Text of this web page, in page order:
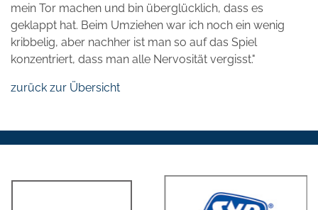
mein Tor machen und bin überglücklich, dass es
geklappt hat. Beim Umziehen war ich noch ein wenig
kribbelig, aber nachher ist man so auf das Spiel
konzentriert, dass man alle Nervosität vergisst."
zurück zur Übersicht